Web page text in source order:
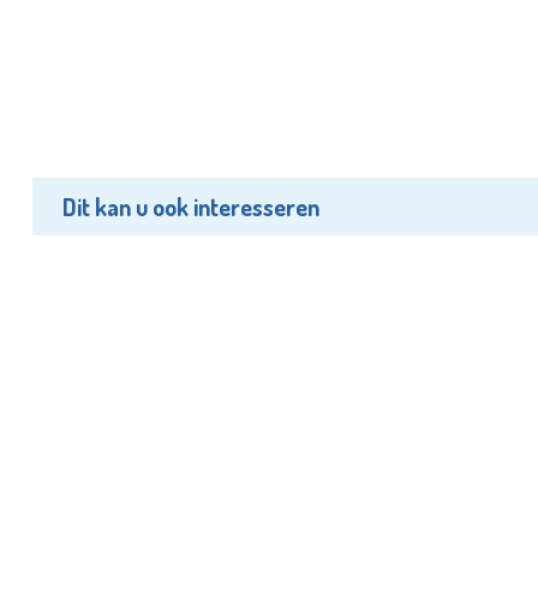
Dit kan u ook interesseren